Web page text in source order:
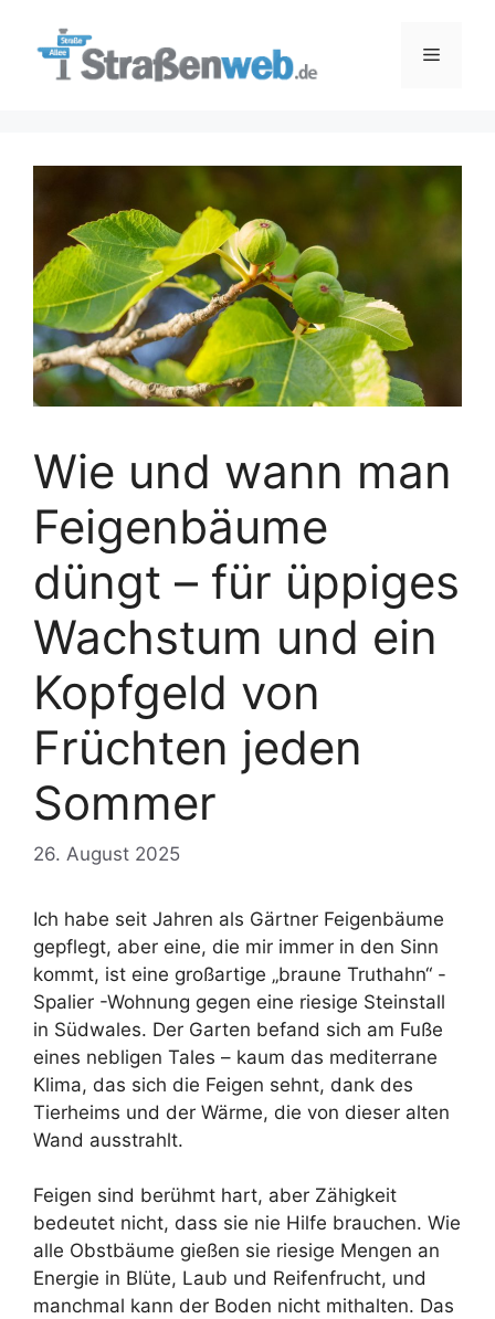
Menü
Wie und wann man
Feigenbäume
düngt – für üppiges
Wachstum und ein
Kopfgeld von
Früchten jeden
Sommer
26. August 2025
Ich habe seit Jahren als Gärtner Feigenbäume
gepflegt, aber eine, die mir immer in den Sinn
kommt, ist eine großartige „braune Truthahn“ -
Spalier -Wohnung gegen eine riesige Steinstall
in Südwales. Der Garten befand sich am Fuße
eines nebligen Tales – kaum das mediterrane
Klima, das sich die Feigen sehnt, dank des
Tierheims und der Wärme, die von dieser alten
Wand ausstrahlt.
Feigen sind berühmt hart, aber Zähigkeit
bedeutet nicht, dass sie nie Hilfe brauchen. Wie
alle Obstbäume gießen sie riesige Mengen an
Energie in Blüte, Laub und Reifenfrucht, und
manchmal kann der Boden nicht mithalten. Das